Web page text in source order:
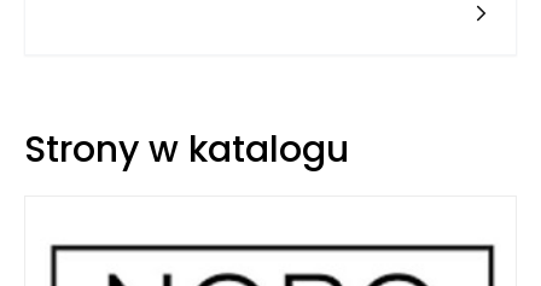
a także ich wpływowi na szkliwo zębów.
Strony w katalogu